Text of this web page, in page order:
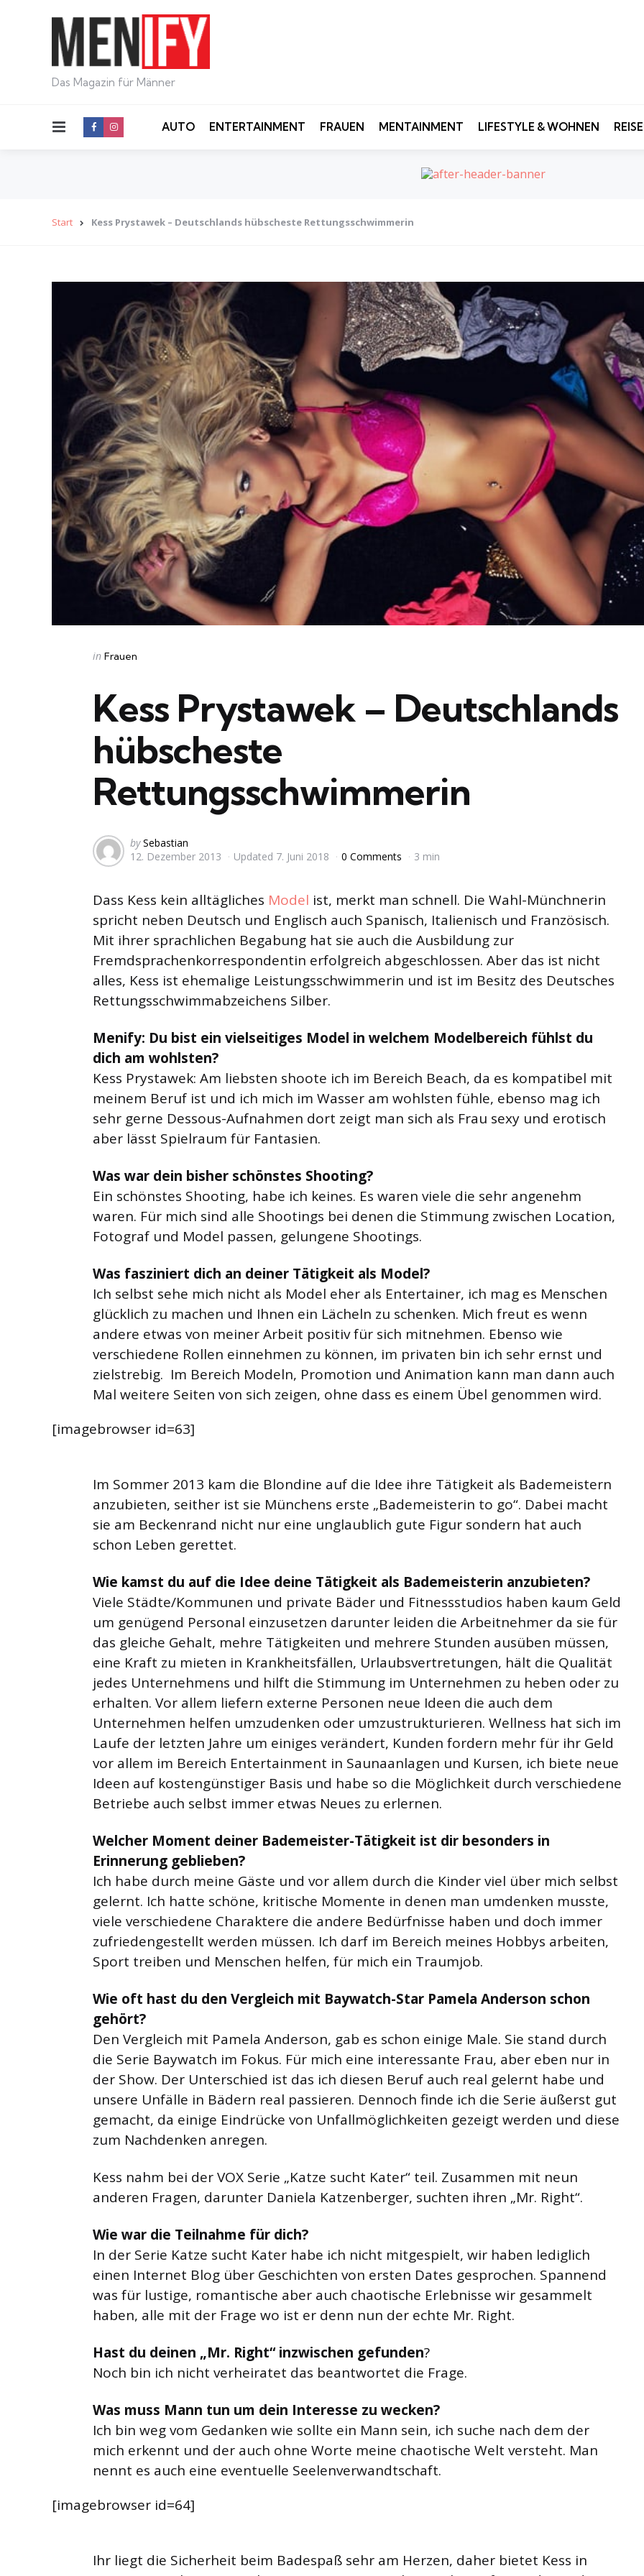
Das Magazin für Männer
Menu AUTO ENTERTAINMENT FRAUEN MENTAINMENT LIFESTYLE & WOHNEN
Start Kess Prystawek – Deutschlands hübscheste Rettungsschwimmerin
Categories
Posted
in Frauen
Kess Prystawek – Deutschlands
hübscheste
Rettungsschwimmerin
Posted
by
by Sebastian
12. Dezember 2013
Updated 7. Juni 2018 0 Comments 3 min
Dass Kess kein alltägliches Model ist, merkt man schnell. Die Wahl-Münchnerin
spricht neben Deutsch und Englisch auch Spanisch, Italienisch und Französisch.
Mit ihrer sprachlichen Begabung hat sie auch die Ausbildung zur
Fremdsprachenkorrespondentin erfolgreich abgeschlossen. Aber das ist nicht
alles, Kess ist ehemalige Leistungsschwimmerin und ist im Besitz des Deutsches
Rettungsschwimmabzeichens Silber.
Menify: Du bist ein vielseitiges Model in welchem Modelbereich fühlst du
dich am wohlsten?
Kess Prystawek: Am liebsten shoote ich im Bereich Beach, da es kompatibel mit
meinem Beruf ist und ich mich im Wasser am wohlsten fühle, ebenso mag ich
sehr gerne Dessous-Aufnahmen dort zeigt man sich als Frau sexy und erotisch
aber lässt Spielraum für Fantasien.
Was war dein bisher schönstes Shooting?
Ein schönstes Shooting, habe ich keines. Es waren viele die sehr angenehm
waren. Für mich sind alle Shootings bei denen die Stimmung zwischen Location,
Fotograf und Model passen, gelungene Shootings.
Was fasziniert dich an deiner Tätigkeit als Model?
Ich selbst sehe mich nicht als Model eher als Entertainer, ich mag es Menschen
glücklich zu machen und Ihnen ein Lächeln zu schenken. Mich freut es wenn
andere etwas von meiner Arbeit positiv für sich mitnehmen. Ebenso wie
verschiedene Rollen einnehmen zu können, im privaten bin ich sehr ernst und
zielstrebig. Im Bereich Modeln, Promotion und Animation kann man dann auch
Mal weitere Seiten von sich zeigen, ohne dass es einem Übel genommen wird.
[imagebrowser id=63]
Im Sommer 2013 kam die Blondine auf die Idee ihre Tätigkeit als Bademeistern
anzubieten, seither ist sie Münchens erste „Bademeisterin to go“. Dabei macht
sie am Beckenrand nicht nur eine unglaublich gute Figur sondern hat auch
schon Leben gerettet.
Wie kamst du auf die Idee deine Tätigkeit als Bademeisterin anzubieten?
Viele Städte/Kommunen und private Bäder und Fitnessstudios haben kaum Geld
um genügend Personal einzusetzen darunter leiden die Arbeitnehmer da sie für
das gleiche Gehalt, mehre Tätigkeiten und mehrere Stunden ausüben müssen,
eine Kraft zu mieten in Krankheitsfällen, Urlaubsvertretungen, hält die Qualität
jedes Unternehmens und hilft die Stimmung im Unternehmen zu heben oder zu
erhalten. Vor allem liefern externe Personen neue Ideen die auch dem
Unternehmen helfen umzudenken oder umzustrukturieren. Wellness hat sich im
Laufe der letzten Jahre um einiges verändert, Kunden fordern mehr für ihr Geld
vor allem im Bereich Entertainment in Saunaanlagen und Kursen, ich biete neue
Ideen auf kostengünstiger Basis und habe so die Möglichkeit durch verschiedene
Betriebe auch selbst immer etwas Neues zu erlernen.
Welcher Moment deiner Bademeister-Tätigkeit ist dir besonders in
Erinnerung geblieben?
Ich habe durch meine Gäste und vor allem durch die Kinder viel über mich selbst
gelernt. Ich hatte schöne, kritische Momente in denen man umdenken musste,
viele verschiedene Charaktere die andere Bedürfnisse haben und doch immer
zufriedengestellt werden müssen. Ich darf im Bereich meines Hobbys arbeiten,
Sport treiben und Menschen helfen, für mich ein Traumjob.
Wie oft hast du den Vergleich mit Baywatch-Star Pamela Anderson schon
gehört?
Den Vergleich mit Pamela Anderson, gab es schon einige Male. Sie stand durch
die Serie Baywatch im Fokus. Für mich eine interessante Frau, aber eben nur in
der Show. Der Unterschied ist das ich diesen Beruf auch real gelernt habe und
unsere Unfälle in Bädern real passieren. Dennoch finde ich die Serie äußerst gut
gemacht, da einige Eindrücke von Unfallmöglichkeiten gezeigt werden und diese
zum Nachdenken anregen.
Kess nahm bei der VOX Serie „Katze sucht Kater“ teil. Zusammen mit neun
anderen Fragen, darunter Daniela Katzenberger, suchten ihren „Mr. Right“.
Wie war die Teilnahme für dich?
In der Serie Katze sucht Kater habe ich nicht mitgespielt, wir haben lediglich
einen Internet Blog über Geschichten von ersten Dates gesprochen. Spannend
was für lustige, romantische aber auch chaotische Erlebnisse wir gesammelt
haben, alle mit der Frage wo ist er denn nun der echte Mr. Right.
Hast du deinen „Mr. Right“ inzwischen gefunden?
Noch bin ich nicht verheiratet das beantwortet die Frage.
Was muss Mann tun um dein Interesse zu wecken?
Ich bin weg vom Gedanken wie sollte ein Mann sein, ich suche nach dem der
mich erkennt und der auch ohne Worte meine chaotische Welt versteht. Man
nennt es auch eine eventuelle Seelenverwandtschaft.
[imagebrowser id=64]
Ihr liegt die Sicherheit beim Badespaß sehr am Herzen, daher bietet Kess in